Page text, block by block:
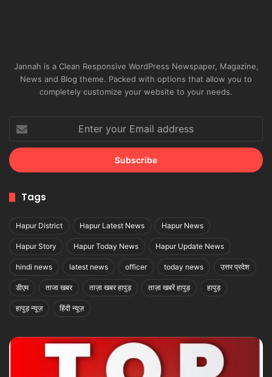
Jannah is a Clean Responsive WordPress Newspaper, Magazine,
News and Blog theme. Packed with options that allow you to
completely customize your website to your needs.
your
Email
address
Tags
Hapur District Hapur Latest News Hapur News
Hapur Story Hapur Today News Hapur Update News
hindi news latest news officer today news उत्तर प्रदेश
डीएम ताजा खबर ताज़ा खबर हापुड़ ताज़ा खबरें हापुड़ हापुड़
हापुड़ न्यूज़ हिंदी न्यूज़